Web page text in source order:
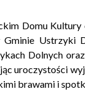
Domu Kultury
Gminie Ustrzyki
Dolnych
uroczystości
brawami i